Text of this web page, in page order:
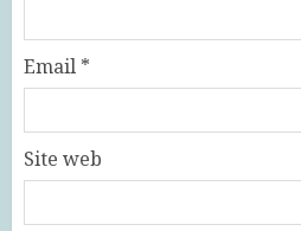
Email *
Site web